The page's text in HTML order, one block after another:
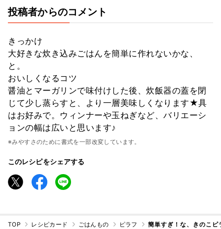
投稿者からのコメント
きっかけ
大好きな炊き込みごはんを簡単に作れないかな、
と。
おいしくなるコツ
醤油とマーガリンで味付けした後、炊飯器の蓋を閉
じて少し蒸らすと、より一層美味しくなります★具
はお好みで。ウィンナーや玉ねぎなど、バリエーシ
ョンの幅は広いと思います♪
※みやすさのために書式を一部改変しています。
このレシピをシェアする
TOP レシピカード ごはんもの ピラフ 簡単すぎ！な、きのこ